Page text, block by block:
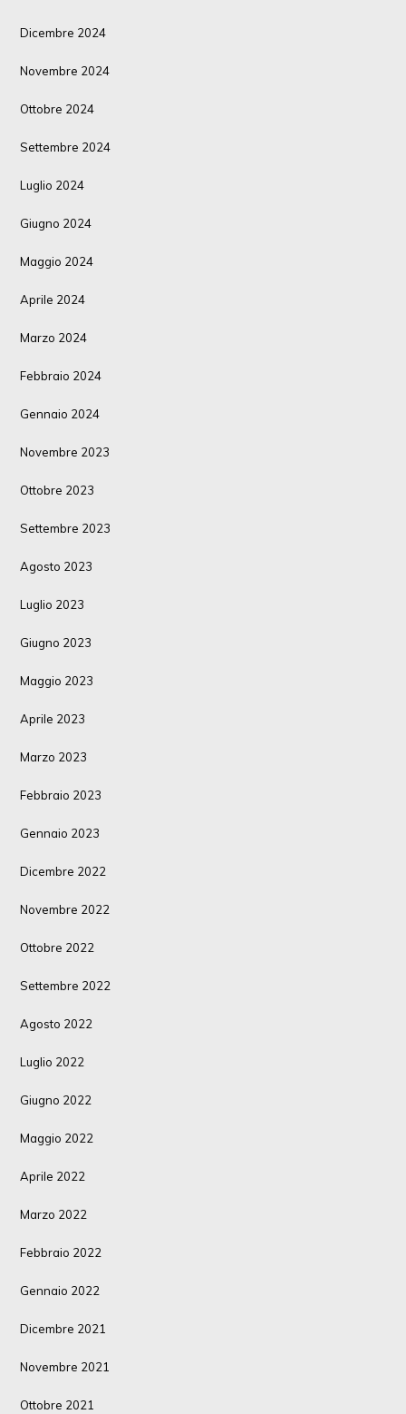
Dicembre 2024
Novembre 2024
Ottobre 2024
Settembre 2024
Luglio 2024
Giugno 2024
Maggio 2024
Aprile 2024
Marzo 2024
Febbraio 2024
Gennaio 2024
Novembre 2023
Ottobre 2023
Settembre 2023
Agosto 2023
Luglio 2023
Giugno 2023
Maggio 2023
Aprile 2023
Marzo 2023
Febbraio 2023
Gennaio 2023
Dicembre 2022
Novembre 2022
Ottobre 2022
Settembre 2022
Agosto 2022
Luglio 2022
Giugno 2022
Maggio 2022
Aprile 2022
Marzo 2022
Febbraio 2022
Gennaio 2022
Dicembre 2021
Novembre 2021
Ottobre 2021